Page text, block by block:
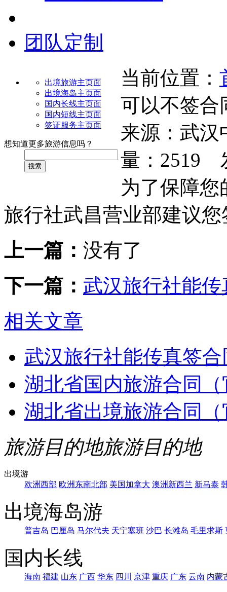
团队定制
出境旅游主页面
出境海岛主页面
国内长线主页面
国内短线主页面
签证服务主页面
想知道更多旅游信息吗？
搜索
当前位置：
可以不签合
来源： 武汉
量： 2519
为了保障您
旅行社武昌营业部建议
上一篇： 没有了
下一篇： 武汉旅行社能
相关文章
武汉旅行社能传真签
湖北省国内旅游合同
湖北省出境旅游合同
旅游目的地旅游目的地
出境游
欧洲西部 欧洲东南北部 美国加拿大 澳洲新西兰 新马泰
出境海岛游
普吉岛 巴厘岛 马尔代夫 天宁塞班 沙巴 长滩岛 毛里求斯
国内长线
海南 福建 山东 广西 华东 四川 京津 重庆 广东 云南 内蒙